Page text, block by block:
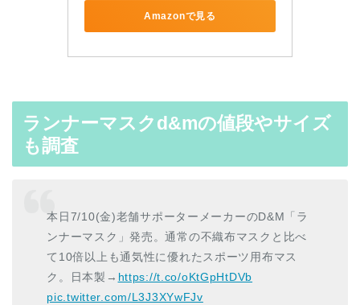
Amazonで見る
ランナーマスクd&mの値段やサイズ
も調査
本日7/10(金)老舗サポーターメーカーのD&M「ラ
ンナーマスク」発売。通常の不織布マスクと比べ
て10倍以上も通気性に優れたスポーツ用布マス
ク。日本製→ https://t.co/oKtGpHtDVb
pic.twitter.com/L3J3XYwFJv